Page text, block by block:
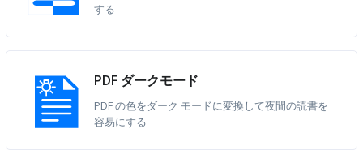
する
PDF ダークモード
PDF の色をダーク モードに変換して夜間の読書を
容易にする